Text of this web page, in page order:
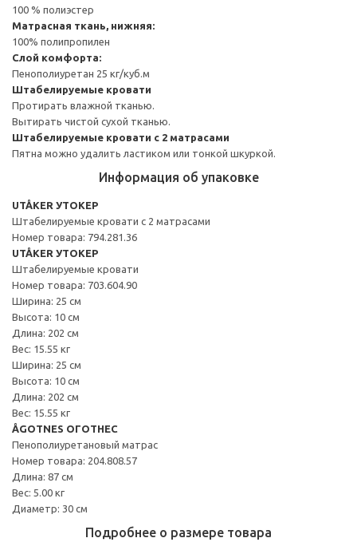
100 % полиэстер
Матрасная ткань, нижняя:
100% полипропилен
Слой комфорта:
Пенополиуретан 25 кг/куб.м
Штабелируемые кровати
Протирать влажной тканью.
Вытирать чистой сухой тканью.
Штабелируемые кровати с 2 матрасами
Пятна можно удалить ластиком или тонкой шкуркой.
Информация об упаковке
UTÅKER УТОКЕР
Штабелируемые кровати с 2 матрасами
Номер товара: 794.281.36
UTÅKER УТОКЕР
Штабелируемые кровати
Номер товара: 703.604.90
Ширина: 25 см
Высота: 10 см
Длина: 202 см
Вес: 15.55 кг
Ширина: 25 см
Высота: 10 см
Длина: 202 см
Вес: 15.55 кг
ÅGOTNES ОГОТНЕС
Пенополиуретановый матрас
Номер товара: 204.808.57
Длина: 87 см
Вес: 5.00 кг
Диаметр: 30 см
Подробнее о размере товара